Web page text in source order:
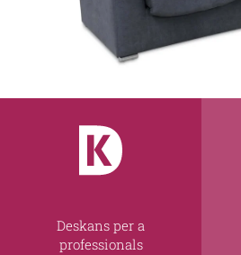
Deskans per a
professionals